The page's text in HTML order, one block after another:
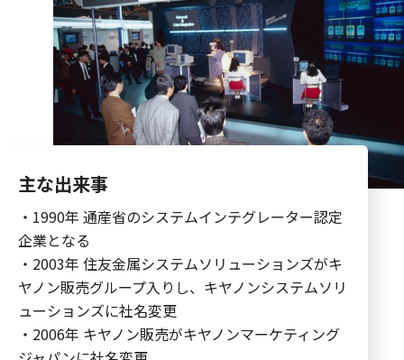
主な出来事
・1990年 通産省のシステムインテグレーター認定
企業となる
・2003年 住友金属システムソリューションズがキ
ヤノン販売グループ入りし、 キヤノンシステムソリ
ューションズに社名変更
・2006年 キヤノン販売がキヤノンマーケティング